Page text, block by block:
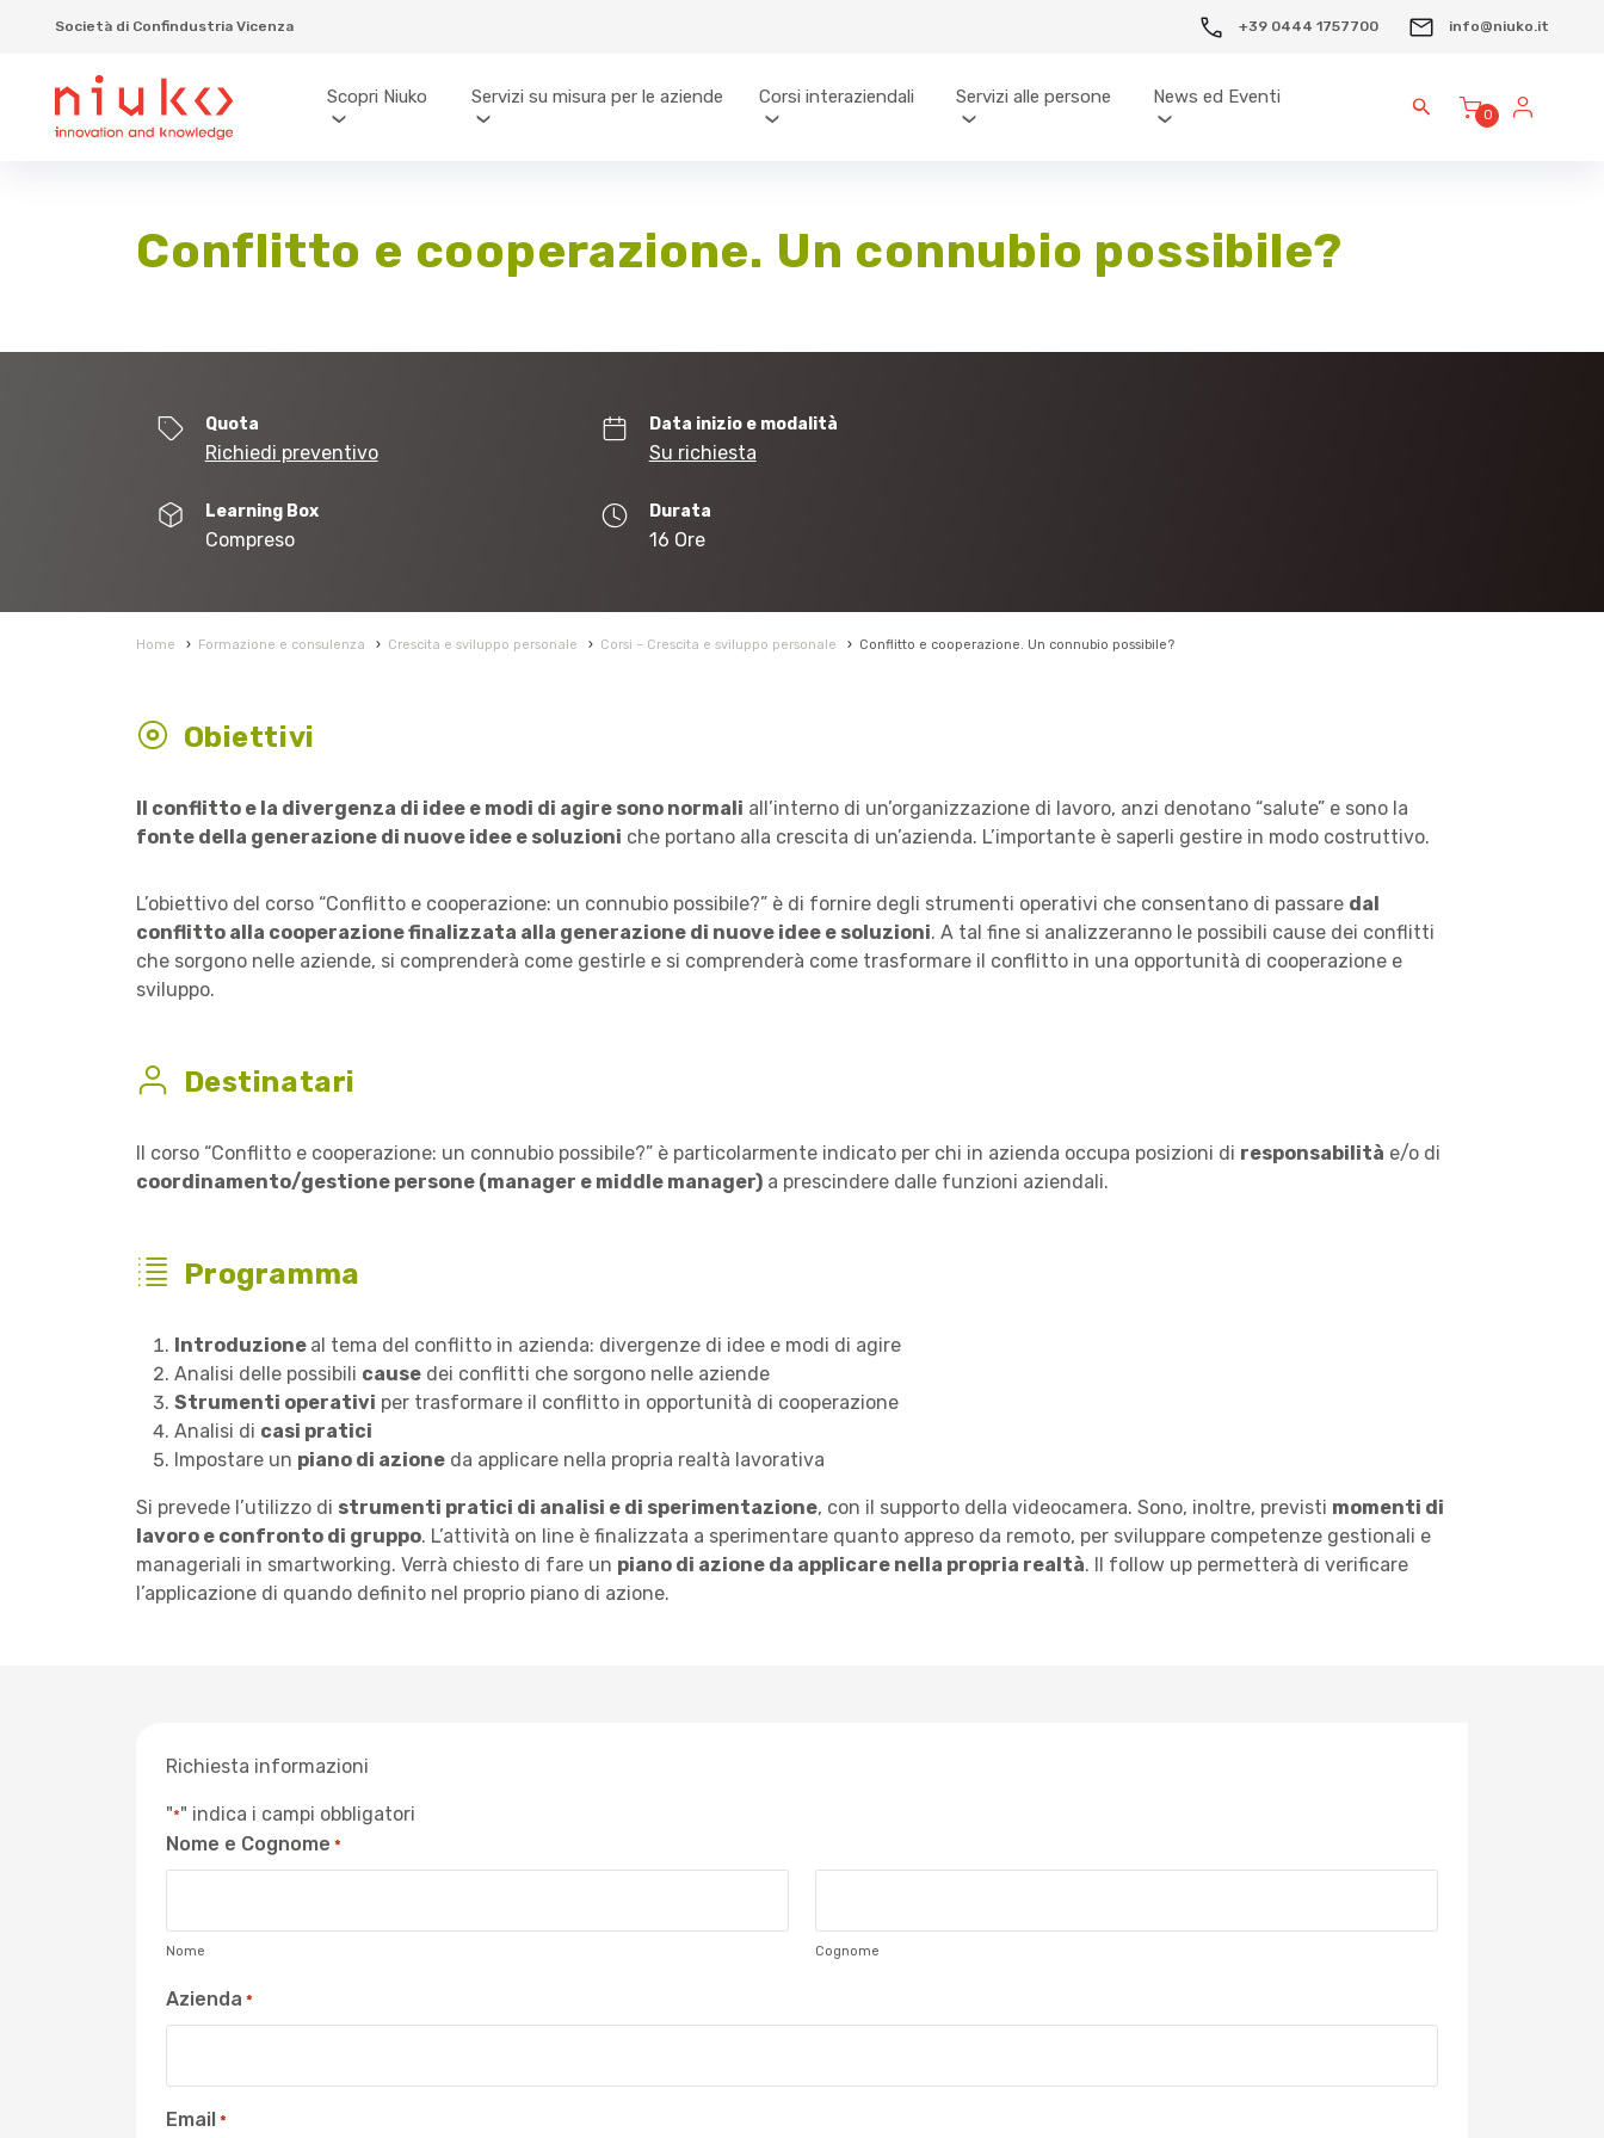
Società di Confindustria Vicenza +39 0444 1757700 info@niuko.it
0
Scopri Niuko Servizi su misura per le aziende Corsi interaziendali Servizi alle persone News ed Eventi
Conflitto e cooperazione. Un connubio possibile?
Quota
Richiedi preventivo
Learning Box
Compreso
Data inizio e modalità
Su richiesta
Durata
16 Ore
Home › Formazione e consulenza › Crescita e sviluppo personale › Corsi – Crescita e sviluppo personale › Conflitto e cooperazione. Un connubio possibile?
Obiettivi
Il conflitto e la divergenza di idee e modi di agire sono normali all’interno di un’organizzazione di lavoro, anzi denotano “salute” e sono la
fonte della generazione di nuove idee e soluzioni che portano alla crescita di un’azienda. L’importante è saperli gestire in modo costruttivo.
L’obiettivo del corso “Conflitto e cooperazione: un connubio possibile?” è di fornire degli strumenti operativi che consentano di passare dal
conflitto alla cooperazione finalizzata alla generazione di nuove idee e soluzioni. A tal fine si analizzeranno le possibili cause dei conflitti
che sorgono nelle aziende, si comprenderà come gestirle e si comprenderà come trasformare il conflitto in una opportunità di cooperazione e
sviluppo.
Destinatari
Il corso “Conflitto e cooperazione: un connubio possibile?” è particolarmente indicato per chi in azienda occupa posizioni di responsabilità e/o di
coordinamento/gestione persone (manager e middle manager) a prescindere dalle funzioni aziendali.
Programma
Introduzione al tema del conflitto in azienda: divergenze di idee e modi di agire
Analisi delle possibili cause dei conflitti che sorgono nelle aziende
Strumenti operativi per trasformare il conflitto in opportunità di cooperazione
Analisi di casi pratici
Impostare un piano di azione da applicare nella propria realtà lavorativa
Si prevede l’utilizzo di strumenti pratici di analisi e di sperimentazione, con il supporto della videocamera. Sono, inoltre, previsti momenti di
lavoro e confronto di gruppo. L’attività on line è finalizzata a sperimentare quanto appreso da remoto, per sviluppare competenze gestionali e
manageriali in smartworking. Verrà chiesto di fare un piano di azione da applicare nella propria realtà. Il follow up permetterà di verificare
l’applicazione di quando definito nel proprio piano di azione.
Richiesta informazioni
"*" indica i campi obbligatori
Nome e Cognome *
Nome Cognome
Azienda *
Email *